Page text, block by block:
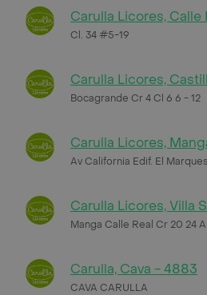
Carulla Licores, Calle
Cl. 34 #5-19
Carulla Licores,
Bocagrande Cr 4 Cl 6 6 - 12
Carulla Licores,
Av California Edif. El
Carulla Licores, Villa
Manga Calle Real Cr 20 24 A
Carulla, Cava - 4883
CAVA CARULLA